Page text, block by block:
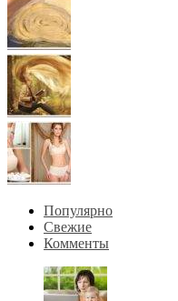
Популярно
Свежие
Комменты